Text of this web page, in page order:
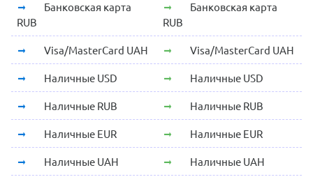
Банковская карта
RUB
Банковская карта
RUB
Visa/MasterCard UAH Visa/MasterCard UAH
Наличные USD Наличные USD
Наличные RUB Наличные RUB
Наличные EUR Наличные EUR
Наличные UAH Наличные UAH